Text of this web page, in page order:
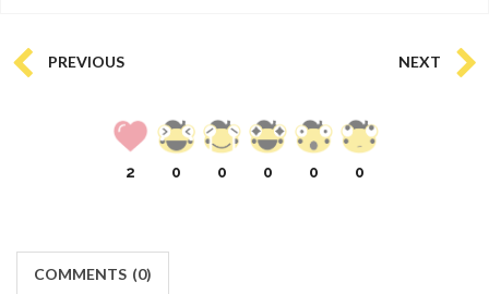
PREVIOUS NEXT
2 0 0 0 0 0
COMMENTS (0)